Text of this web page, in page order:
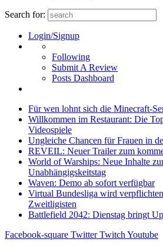
Search for:
Login/Signup
Following
Submit A Review
Posts Dashboard
Für wen lohnt sich die Minecraft-
Willkommen im Restaurant: Die
Videospiele
Ungleiche Chancen für Frauen in
REVEIL: Neuer Trailer zum
World of Warships: Neue Inhalte
Unabhängigskeitstag
Waven: Demo ab sofort verfügbar
Virtual Bundesliga wird
Zweitligisten
Battlefield 2042: Dienstag bringt
Facebook-square Twitter Twitch Youtube